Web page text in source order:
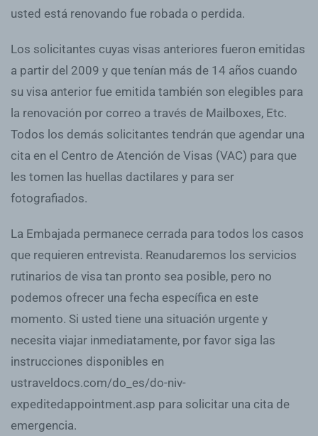
usted está renovando fue robada o perdida.
Los solicitantes cuyas visas anteriores fueron emitidas
a partir del 2009 y que tenían más de 14 años cuando
su visa anterior fue emitida también son elegibles para
la renovación por correo a través de Mailboxes, Etc.
Todos los demás solicitantes tendrán que agendar una
cita en el Centro de Atención de Visas (VAC) para que
les tomen las huellas dactilares y para ser
fotografiados.
La Embajada permanece cerrada para todos los casos
que requieren entrevista. Reanudaremos los servicios
rutinarios de visa tan pronto sea posible, pero no
podemos ofrecer una fecha específica en este
momento. Si usted tiene una situación urgente y
necesita viajar inmediatamente, por favor siga las
instrucciones disponibles en
ustraveldocs.com/do_es/do-niv-
expeditedappointment.asp para solicitar una cita de
emergencia.